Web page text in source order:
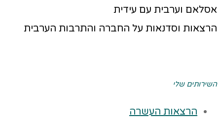
אסלאם וערבית עם עידית
הרצאות וסדנאות על החברה והתרבות הערבית
השירותים שלי
הרצאות העשרה